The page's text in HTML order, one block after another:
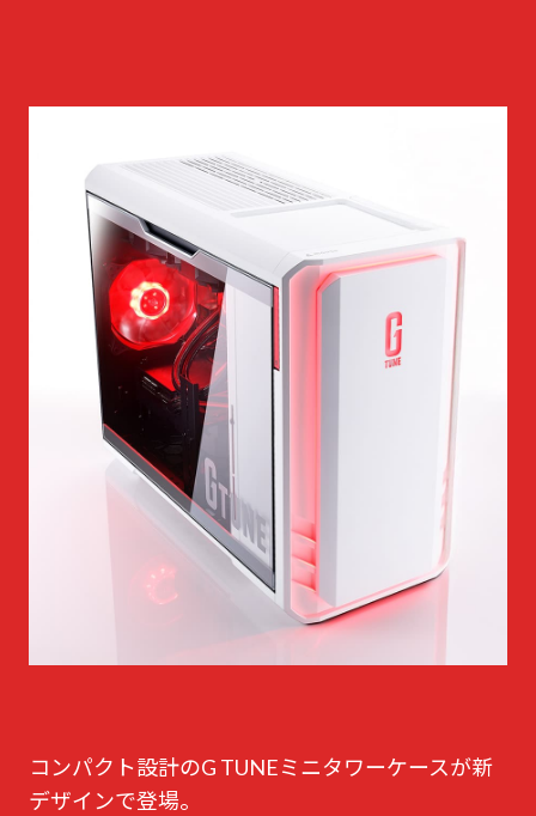
コンパクト設計のG TUNEミニタワーケースが新
デザインで登場。